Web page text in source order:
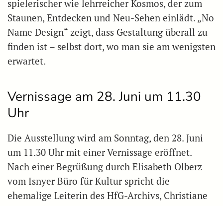
spielerischer wie lehrreicher Kosmos, der zum
Staunen, Entdecken und Neu-Sehen einlädt. „No
Name Design“ zeigt, dass Gestaltung überall zu
finden ist – selbst dort, wo man sie am wenigsten
erwartet.
Vernissage am 28. Juni um 11.30
Uhr
Die Ausstellung wird am Sonntag, den 28. Juni
um 11.30 Uhr mit einer Vernissage eröffnet.
Nach einer Begrüßung durch Elisabeth Olberz
vom Isnyer Büro für Kultur spricht die
ehemalige Leiterin des HfG-Archivs, Christiane